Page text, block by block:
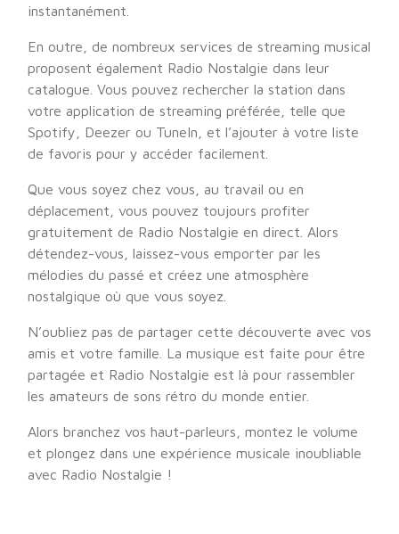
instantanément.
En outre, de nombreux services de streaming musical
proposent également Radio Nostalgie dans leur
catalogue. Vous pouvez rechercher la station dans
votre application de streaming préférée, telle que
Spotify, Deezer ou TuneIn, et l’ajouter à votre liste
de favoris pour y accéder facilement.
Que vous soyez chez vous, au travail ou en
déplacement, vous pouvez toujours profiter
gratuitement de Radio Nostalgie en direct. Alors
détendez-vous, laissez-vous emporter par les
mélodies du passé et créez une atmosphère
nostalgique où que vous soyez.
N’oubliez pas de partager cette découverte avec vos
amis et votre famille. La musique est faite pour être
partagée et Radio Nostalgie est là pour rassembler
les amateurs de sons rétro du monde entier.
Alors branchez vos haut-parleurs, montez le volume
et plongez dans une expérience musicale inoubliable
avec Radio Nostalgie !